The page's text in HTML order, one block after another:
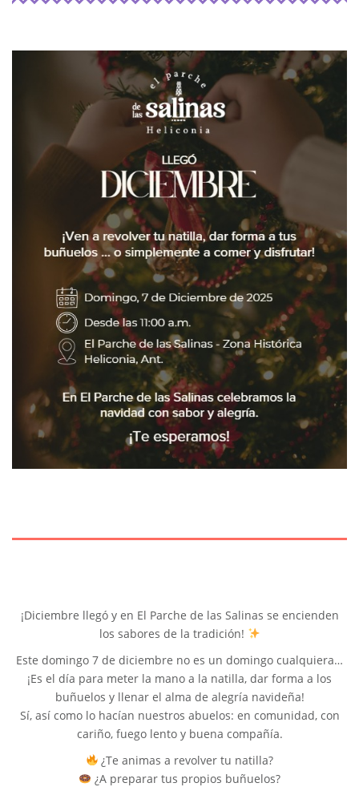
¡Diciembre llegó y en El Parche de las Salinas se encienden
los sabores de la tradición!
Este domingo 7 de diciembre no es un domingo cualquiera…
¡Es el día para meter la mano a la natilla, dar forma a los
buñuelos y llenar el alma de alegría navideña!
Sí, así como lo hacían nuestros abuelos: en comunidad, con
cariño, fuego lento y buena compañía.
¿Te animas a revolver tu natilla?
¿A preparar tus propios buñuelos?